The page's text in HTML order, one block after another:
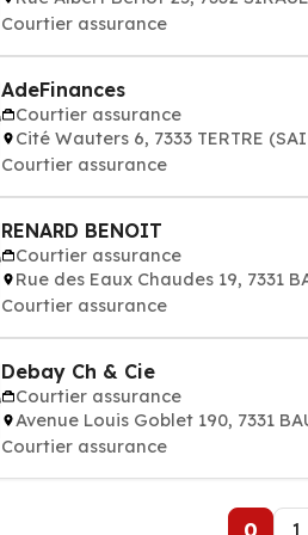
Courtier assurance
AdeFinances
Courtier assurance
Cité Wauters 6, 7333 TERTRE
Courtier assurance
RENARD BENOIT
Courtier assurance
Rue des Eaux Chaudes 19, 7331
Courtier assurance
Debay Ch & Cie
Courtier assurance
Avenue Louis Goblet 190, 7331
Courtier assurance
0 1